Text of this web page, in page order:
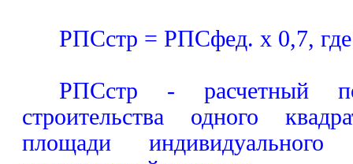
РПСстр = РПСфед. x 0,7,
РПСстр - расчетный
строительства одного
площади